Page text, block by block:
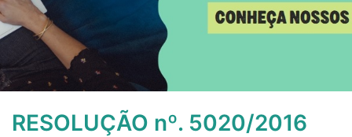
RESOLUÇÃO nº. 5020/2016